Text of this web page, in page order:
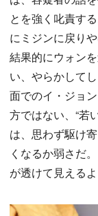
とを強く叱責す
にミジンに戻り
結果的にウォン
い、やらかして
面でのイ・ジョ
方ではない、“若
は、思わず駆け
くなるか弱さだ
が透けて見えるよ